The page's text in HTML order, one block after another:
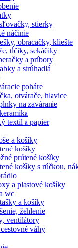
stierky
náčinie
obracačky, kliešte
tĺčiky, sekáčiky
a príbory
a strúhadlá
poháre
otvárače, hlavice
na zaváranie
textil a papier
a košíky
košíky
prútené košíky
košíky s rúčkou,
a plastové košíky
wc
a košíky
žehlenie
ventilátory
váhy